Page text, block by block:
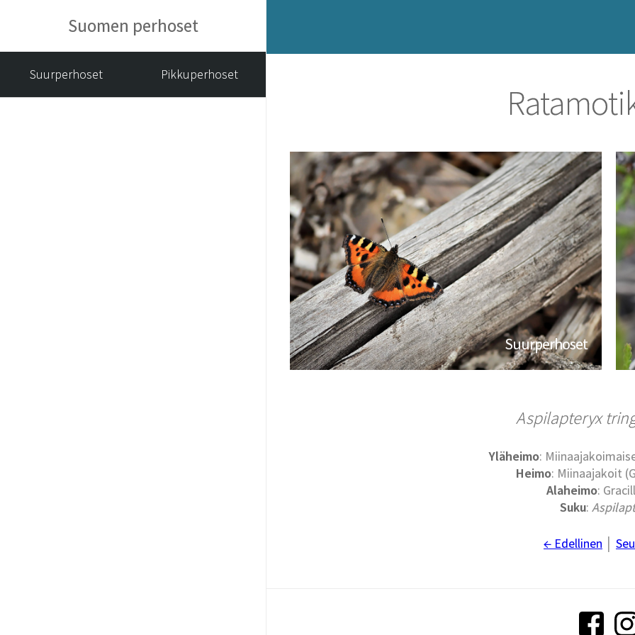
Suomen perhoset
Suurperhoset Pikkuperhoset
Suurperhoset
Aspilapteryx
Yläheimo:
Heimo: Miinaajakoit
Alaheimo:
Suku:
← Edellinen